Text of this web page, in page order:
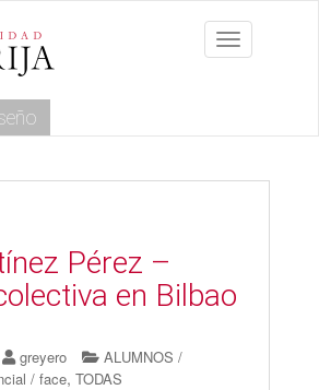
Toggle
Pérez –
en Bilbao
greyero
ALUMNOS /
/ face, TODAS